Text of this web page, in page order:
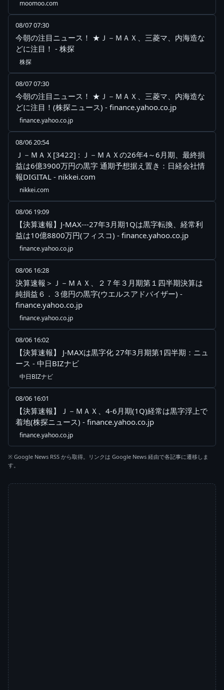
moomoo.com
08/07 07:30
今朝の注目ニュース！ ★Ｊ－ＭＡＸ、三菱マ、内海造な
どに注目！ - 株探
株探
08/07 07:30
今朝の注目ニュース！ ★Ｊ－ＭＡＸ、三菱マ、内海造な
どに注目！(株探ニュース) - finance.yahoo.co.jp
finance.yahoo.co.jp
08/06 20:54
Ｊ－ＭＡＸ[3422] : Ｊ－ＭＡＸの26年4～6月期、最終損
益は6億3900万円の黒字 通期予想据え置き：日経会社情
報DIGITAL - nikkei.com
nikkei.com
08/06 19:09
【決算速報】J-MAX---27年3月期1Qは黒字転換、経常利
益は10億8800万円(フィスコ) - finance.yahoo.co.jp
finance.yahoo.co.jp
08/06 16:28
決算速報＞Ｊ－ＭＡＸ、２７年３月期第１四半期決算は
純損益６．３億円の黒字(ウエルスアドバイザー) -
finance.yahoo.co.jp
finance.yahoo.co.jp
08/06 16:02
【決算速報】 J-MAXは黒字化 27年3月期第1四半期：ニュ
ース - 中日BIZナビ
中日BIZナビ
08/06 16:01
【決算速報】Ｊ－ＭＡＸ、4-6月期(1Q)経常は黒字浮上で
着地(株探ニュース) - finance.yahoo.co.jp
finance.yahoo.co.jp
※ Google News RSS から取得。リンクは Google News 経由で各記事に遷移しま
す。